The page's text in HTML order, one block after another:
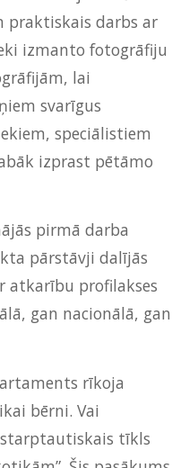
praktiskais darbs ar
izmanto fotogrāfiju
lai
svarīgus
speciālistiem
izprast pētāmo
pirmā darba
pārstāvji dalījās
atkarību profilakses
gan nacionālā, gan
rīkoja
bērni. Vai
tīkls